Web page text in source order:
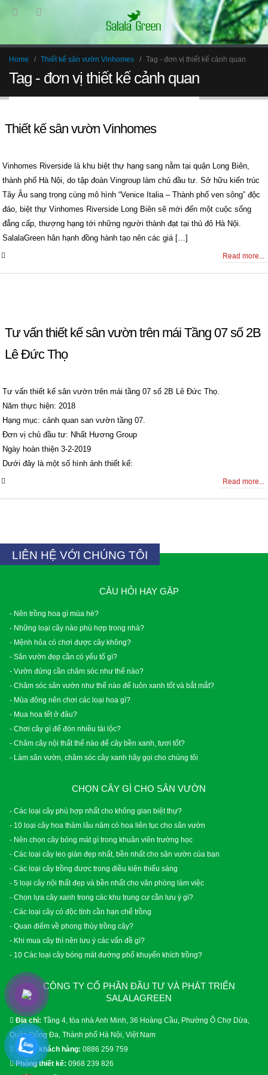
Home Thiết kế sân vườn Vinhomes Tag - đơn vị thiết kế cảnh quan
Tag - đơn vị thiết kế cảnh quan
Thiết kế sân vườn Vinhomes
Vinhomes Riverside là khu biệt thự hạng sang nằm tại quận Long Biên,
thành phố Hà Nội, do tập đoàn Vingroup làm chủ đầu tư. Sở hữu kiến trúc
Tây Âu sang trọng cùng mô hình “Venice Italia – Thành phố ven sông” độc
đáo, biệt thự Vinhomes Riverside Long Biên sẽ mới đến một cuộc sống
đẳng cấp, thượng hạng tới những người thành đạt tại thủ đô Hà Nội.
SalalaGreen hân hạnh đồng hành tạo nên các giá […]
Read more...
Tư vấn thiết kế sân vườn trên mái Tầng 07 số 2B
Lê Đức Thọ
Tư vấn thiết kế sân vườn trên mái tầng 07 số 2B Lê Đức Thọ.
Năm thực hiện: 2018
Hạng mục: cảnh quan san vườn tầng 07.
Đơn vị chủ đầu tư: Nhất Hương Group
Ngày hoàn thiện 3-2-2019
Dưới đây là một số hình ảnh thiết kế:
Read more...
LIÊN HỆ VỚI CHÚNG TÔI
CÂU HỎI HAY GẶP
- Nên trồng hoa gì mùa hè?
- Những loại cây nào phù hợp trong nhà?
- Mệnh hỏa có chơi được cây không?
- Sân vườn đẹp cần có yếu tố gì?
- Vườn đứng cần chăm sóc như thế nào?
- Chăm sóc sân vườn như thế nào để luôn xanh tốt và bắt mắt?
- Mùa đông nên chơi các loại hoa gì?
- Mua hoa tết ở đâu?
- Chơi cây gì để đón nhiều tài lộc?
- Chăm cây nội thất thế nào để cây bền xanh, tươi tốt?
- Làm sân vườn, chăm sóc cây xanh hãy gọi cho chúng tôi
CHỌN CÂY GÌ CHO SÂN VƯỜN
- Các loại cây phù hợp nhất cho không gian biệt thự?
- 10 loại cây hoa thảm lâu năm có hoa liên tục cho sân vườn
- Nên chọn cây bóng mát gì trong khuân viên trường học
- Các loại cây leo giàn đẹp nhất, bền nhất cho sân vườn của bạn
- Các loại cây trồng được trong điều kiện thiếu sáng
- 5 loại cây nội thất đẹp và bền nhất cho văn phòng làm việc
- Chọn lựa cây xanh trong các khu trung cư cần lưu ý gì?
- Các loại cây có độc tính cần hạn chế trồng
- Quan điểm về phong thủy trồng cây?
- Khi mua cây thì nên lưu ý các vấn đề gì?
- 10 Các loại cây bóng mát đường phố khuyến khích trồng?
CÔNG TY CỔ PHẦN ĐẦU TƯ VÀ PHÁT TRIỂN
SALALAGREEN
Địa chỉ: Tầng 4, tòa nhà Anh Minh, 36 Hoàng Cầu, Phường Ô Chợ Dừa,
Quận Đống Đa, Thành phố Hà Nội, Việt Nam
Phòng khách hàng: 0886 259 759
Phòng thiết kế: 0968 239 826